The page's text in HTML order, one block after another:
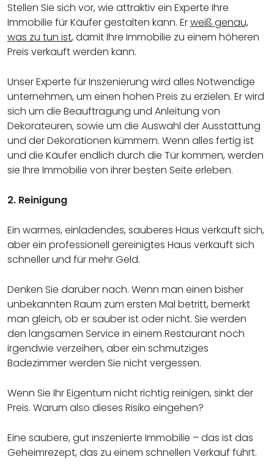
Stellen Sie sich vor, wie attraktiv ein Experte Ihre
Immobilie für Käufer gestalten kann. Erweiß genau,
was zu tun ist, damit Ihre Immobilie zu einem höheren
Preis verkauft werden kann.
Unser Experte für Inszenierung wird alles Notwendige
unternehmen, um einen hohen Preis zu erzielen. Er wird
sich um die Beauftragung und Anleitung von
Dekorateuren, sowie um die Auswahl der Ausstattung
und der Dekorationen kümmern. Wenn alles fertig ist
und die Käufer endlich durch die Tür kommen, werden
sie Ihre Immobilie von ihrer besten Seite erleben.
2. Reinigung
Ein warmes, einladendes, sauberes Haus verkauft sich,
aber ein professionell gereinigtes Haus verkauft sich
schneller und für mehr Geld.
Denken Sie darüber nach. Wenn man einen bisher
unbekannten Raum zum ersten Mal betritt, bemerkt
man gleich, ob er sauber ist oder nicht. Sie werden
den langsamen Service in einem Restaurant noch
irgendwie verzeihen, aber ein schmutziges
Badezimmer werden Sie nicht vergessen.
Wenn Sie Ihr Eigentum nicht richtig reinigen, sinkt der
Preis. Warum also dieses Risiko eingehen?
Eine saubere, gut inszenierte Immobilie – das ist das
Geheimrezept, das zu einem schnellen Verkauf führt.